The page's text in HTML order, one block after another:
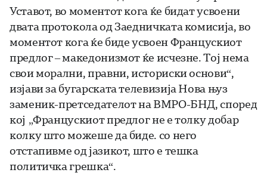
Уставот, во моментот кога ќе бидат усвоени
двата протокола од Заедничката комисија, во
моментот кога ќе биде усвоен Францускиот
предлог – македонизмот ќе исчезне. Тој нема
свои морални, правни, историски основи“,
изјави за бугарската телевизија Нова њуз
заменик-претседателот на ВМРО-БНД, според
кој „Францускиот предлог не е толку добар
колку што можеше да биде. со него
отстапивме од јазикот, што е тешка
политичка грешка“.